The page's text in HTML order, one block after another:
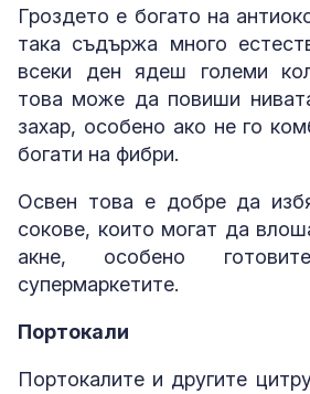
Гроздето е богато на
така съдържа много
всеки ден ядеш големи
това може да повиши
захар, особено ако не го
богати на фибри.
Освен това е добре да
сокове, които могат да
акне, особено
супермаркетите.
Портокали
Портокалите и другите